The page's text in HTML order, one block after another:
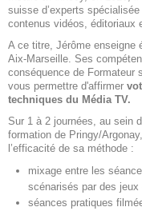
suisse d’experts
contenus vidéos, éditoriaux
A ce titre, Jérôme enseigne
Aix-Marseille. Ses
conséquence de
vous permettre d'affirmer
techniques du Média TV.
Sur 1 à 2 journées, au sein
formation de Pringy/
l’efficacité de sa méthode :
mixage entre les
scénarisés par des jeux
séances pratiques